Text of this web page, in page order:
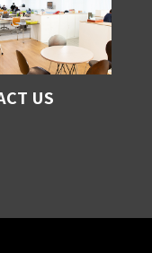
US